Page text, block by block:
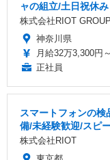
ャの組立/土日祝休み
株式会社RIOT GROUP
神奈川県
月給32万3,300円
正社員
スマートフォンの
備/未経験歓迎/スピ
株式会社RIOT